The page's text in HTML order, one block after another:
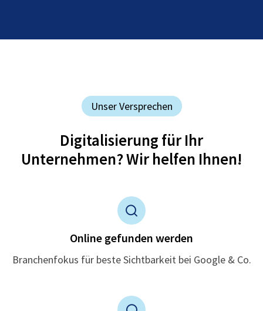
Unser Versprechen
Digitalisierung für Ihr
Unternehmen? Wir helfen Ihnen!
Online gefunden werden
Branchenfokus für beste Sichtbarkeit bei Google & Co.